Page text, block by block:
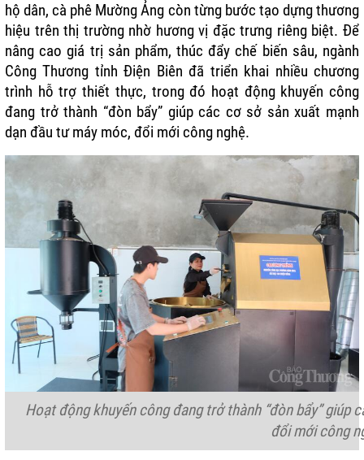
hộ dân,cà phê Mường Ảng còn từng bước tạo dựng thương
hiệu trên thị trường nhờ hương vị đặc trưng riêng biệt. Để
nâng cao giá trị sản phẩm, thúc đẩy chế biến sâu, ngành
Công Thương tỉnh Điện Biên đã triển khai nhiều chương
trình hỗ trợ thiết thực, trong đó hoạt động khuyến công
đang trở thành “đòn bẩy” giúp các cơ sở sản xuất mạnh
dạn đầu tư máy móc, đổi mới công nghệ.
Hoạt động khuyến công đang trở thành “đòn bẩy” giúp
đổi mới công